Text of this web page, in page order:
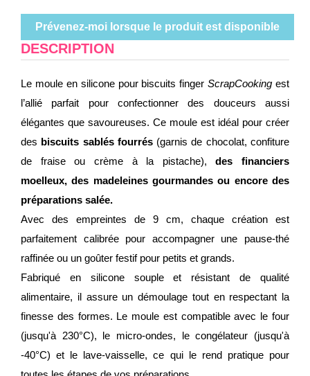
Prévenez-moi lorsque le produit est disponible
DESCRIPTION
Le moule en silicone pour biscuits fingerScrapCooking est
l’allié parfait pour confectionner des douceurs aussi
élégantes que savoureuses. Ce moule est idéal pour créer
des biscuits sablés fourrés(garnis de chocolat, confiture
de fraise ou crème à la pistache),des financiers
moelleux, des madeleines gourmandes ou encore des
préparations salée.
Avec des empreintes de 9 cm, chaque création est
parfaitement calibrée pour accompagner une pause-thé
raffinée ou un goûter festif pour petits et grands.
Fabriqué en silicone souple et résistant de qualité
alimentaire, il assure un démoulage tout en respectant la
finesse des formes. Le moule est compatible avec le four
(jusqu'à 230°C), le micro-ondes, le congélateur (jusqu'à
-40°C) et le lave-vaisselle, ce qui le rend pratique pour